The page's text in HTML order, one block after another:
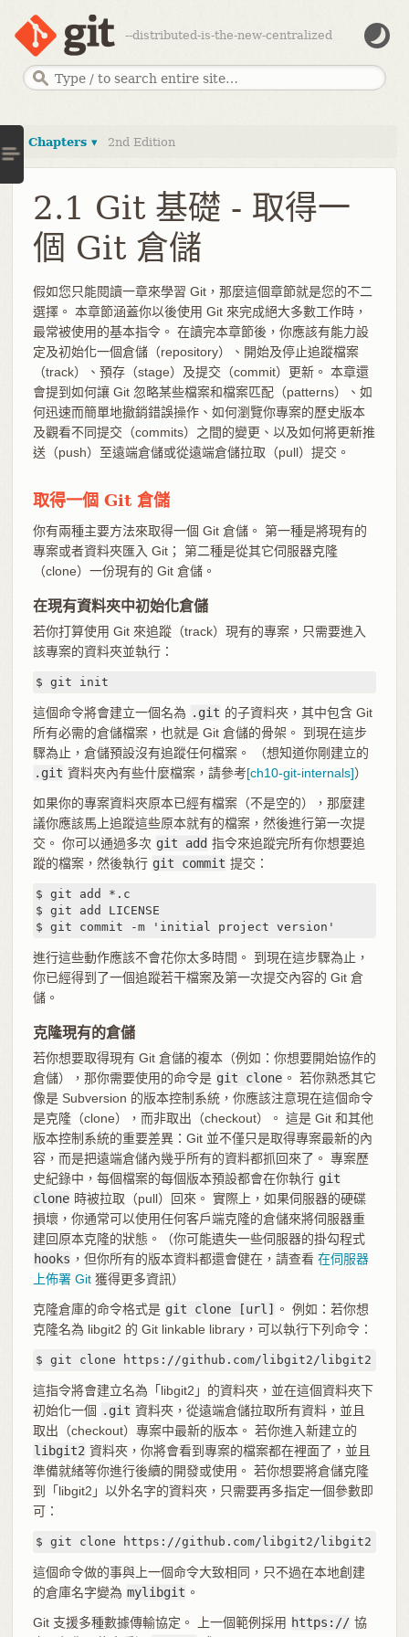
--distributed-is-the-new-centralized
Chapters ▾ 2nd Edition
2.1 Git 基礎 - 取得一
個 Git 倉儲
假如您只能閱讀一章來學習 Git，那麼這個章節就是您的不二
選擇。 本章節涵蓋你以後使用 Git 來完成絕大多數工作時，
最常被使用的基本指令。 在讀完本章節後，你應該有能力設
定及初始化一個倉儲（repository）、開始及停止追蹤檔案
（track）、預存（stage）及提交（commit）更新。 本章還
會提到如何讓 Git 忽略某些檔案和檔案匹配（patterns）、如
何迅速而簡單地撤銷錯誤操作、如何瀏覽你專案的歷史版本
及觀看不同提交（commits）之間的變更、以及如何將更新推
送（push）至遠端倉儲或從遠端倉儲拉取（pull）提交。
取得一個 Git 倉儲
你有兩種主要方法來取得一個 Git 倉儲。 第一種是將現有的
專案或者資料夾匯入 Git； 第二種是從其它伺服器克隆
（clone）一份現有的 Git 倉儲。
在現有資料夾中初始化倉儲
若你打算使用 Git 來追蹤（track）現有的專案，只需要進入
該專案的資料夾並執行：
$ git init
這個命令將會建立一個名為 .git 的子資料夾，其中包含 Git
所有必需的倉儲檔案，也就是 Git 倉儲的骨架。 到現在這步
驟為止，倉儲預設沒有追蹤任何檔案。 （想知道你剛建立的
.git 資料夾內有些什麼檔案，請參考[ch10-git-internals]）
如果你的專案資料夾原本已經有檔案（不是空的），那麼建
議你應該馬上追蹤這些原本就有的檔案，然後進行第一次提
交。 你可以通過多次 git add 指令來追蹤完所有你想要追
蹤的檔案，然後執行 git commit 提交：
$ git add *.c
$ git add LICENSE
$ git commit -m 'initial project version'
進行這些動作應該不會花你太多時間。 到現在這步驟為止，
你已經得到了一個追蹤若干檔案及第一次提交內容的 Git 倉
儲。
克隆現有的倉儲
若你想要取得現有 Git 倉儲的複本（例如：你想要開始協作的
倉儲），那你需要使用的命令是 git clone 。 若你熟悉其它
像是 Subversion 的版本控制系統，你應該注意現在這個命令
是克隆（clone），而非取出（checkout）。 這是 Git 和其他
版本控制系統的重要差異：Git 並不僅只是取得專案最新的內
容，而是把遠端倉儲內幾乎所有的資料都抓回來了。 專案歷
史紀錄中，每個檔案的每個版本預設都會在你執行 git
clone 時被拉取（pull）回來。 實際上，如果伺服器的硬碟
損壞，你通常可以使用任何客戶端克隆的倉儲來將伺服器重
建回原本克隆的狀態。（你可能遺失一些伺服器的掛勾程式
hooks ，但你所有的版本資料都還會健在，請查看 在伺服器
上佈署 Git獲得更多資訊）
克隆倉庫的命令格式是 git clone [url]
。 例如：若你想
克隆名為 libgit2 的 Git linkable library，可以執行下列命令：
$ git clone https://github.com/libgit2/libgit2
這指令將會建立名為「libgit2」的資料夾，並在這個資料夾下
初始化一個
.git 資料夾，從遠端倉儲拉取所有資料，並且
取出（checkout）專案中最新的版本。 若你進入新建立的
libgit2 資料夾，你將會看到專案的檔案都在裡面了，並且
準備就緒等你進行後續的開發或使用。 若你想要將倉儲克隆
到「libgit2」以外名字的資料夾，只需要再多指定一個參數即
可：
$ git clone https://github.com/libgit2/libgit2
這個命令做的事與上一個命令大致相同，只不過在本地創建
的倉庫名字變為 mylibgit 。
Git 支援多種數據傳輸協定。 上一個範例採用 https:// 協